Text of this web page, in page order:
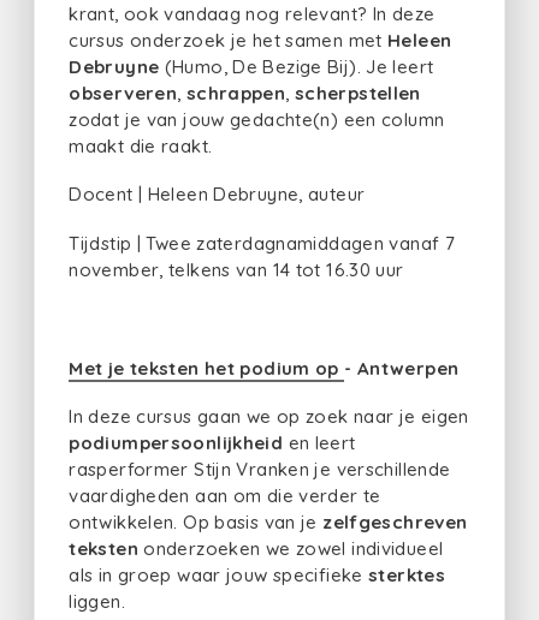
krant, ook vandaag nog relevant? In deze
cursus onderzoek je het samen met Heleen
Debruyne (Humo, De Bezige Bij). Je leert
observeren schrappen scherpstellen
zodat je van jouw gedachte(n) een column
maakt die raakt.
Docent | Heleen Debruyne, auteur
Tijdstip | Twee zaterdagnamiddagen vanaf 7
november, telkens van 14 tot 16.30 uur
Met je teksten het podium op - Antwerpen
In deze cursus gaan we op zoek naar je eigen
podiumpersoonlijkheid en leert
rasperformer Stijn Vranken je verschillende
vaardigheden aan om die verder te
ontwikkelen. Op basis van je zelfgeschreven
tekstenonderzoeken we zowel individueel
als in groep waar jouw specifieke sterktes
liggen.